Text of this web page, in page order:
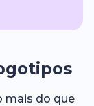
mais do que